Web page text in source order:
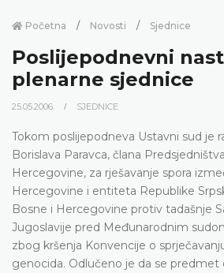
Početna Novosti Sjednice
Poslijepodnevni
plenarne sjednice
25.05.2006. SJEDNICE
Tokom poslijepodneva Ustavni sud je
Borislava Paravca, člana
Hercegovine, za rješavanje spora
Hercegovine i entiteta Republike
Bosne i Hercegovine protiv tadašnje
Jugoslavije pred Međunarodnim
zbog kršenja Konvencije o
genocida. Odlučeno je da se predmet